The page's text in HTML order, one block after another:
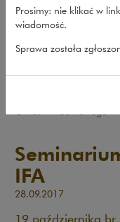
O nas> Co nowego>
IFA
28.09.2017
Prosimy: nie klikać w
wiadomość.
Sprawa została